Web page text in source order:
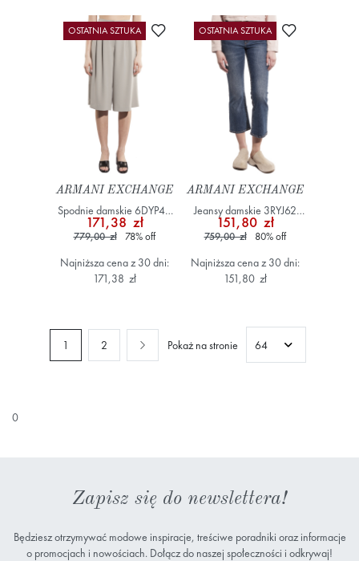
OSTATNIA SZTUKA Dodaj do ulubionych
ARMANI EXCHANGE
Spodnie damskie 6DYP40
YN8JZ Szary/Srebrny
171,38 zł
779,00 zł 78%off
Najniższa cena z 30 dni:
171,38 zł
OSTATNIA SZTUKA Dodaj do
ARMANI EXCHANGE
Jeansy damskie 3RYJ62
Y1MCZ Niebieski
151,80 zł
759,00 zł 80%off
Najniższa cena z 30 dni:
151,80 zł
Aktualnie czytasz stronę
1
Strona
2
Strona
Następne
Pokaż na stronie
0
Zapisz się do newslettera!
Będziesz otrzymywać modowe inspiracje, treściwe poradniki oraz informacje
o promocjach i nowościach. Dołącz do naszej społeczności i odkrywaj!